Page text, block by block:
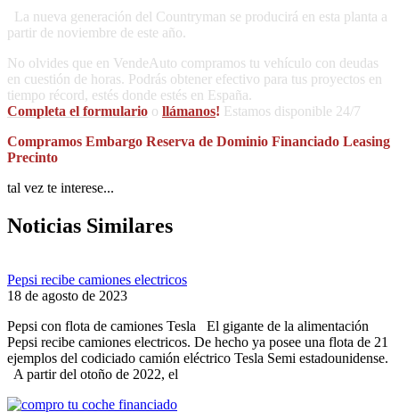
La nueva generación del Countryman se producirá en esta planta a
partir de noviembre de este año.
No olvides que en VendeAuto compramos tu vehículo con deudas
en cuestión de horas. Podrás obtener efectivo para tus proyectos en
tiempo récord, estés donde estés en España.
Completa el formulario o llámanos! Estamos disponible 24/7
Compramos Embargo Reserva de Dominio Financiado Leasing
Precinto
tal vez te interese...
Noticias Similares
Pepsi recibe camiones electricos
18 de agosto de 2023
Pepsi con flota de camiones Tesla El gigante de la alimentación
Pepsi recibe camiones electricos. De hecho ya posee una flota de 21
ejemplos del codiciado camión eléctrico Tesla Semi estadounidense.
A partir del otoño de 2022, el